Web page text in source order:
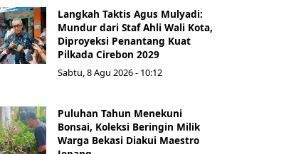
Langkah Taktis Agus Mulyadi:
Mundur dari Staf Ahli Wali Kota,
Diproyeksi Penantang Kuat
Pilkada Cirebon 2029
Sabtu, 8 Agu 2026 - 10:12
Puluhan Tahun Menekuni
Bonsai, Koleksi Beringin Milik
Warga Bekasi Diakui Maestro